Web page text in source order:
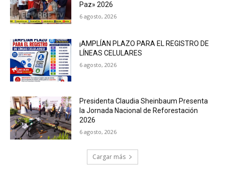
Paz» 2026
6 agosto, 2026
¡AMPLÍAN PLAZO PARA EL REGISTRO DE
LÍNEAS CELULARES
6 agosto, 2026
Presidenta Claudia Sheinbaum Presenta
la Jornada Nacional de Reforestación
2026
6 agosto, 2026
Cargar más